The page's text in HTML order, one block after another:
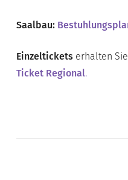
Saalbau:
Einzeltickets erhalten Sie
Ticket Regional.